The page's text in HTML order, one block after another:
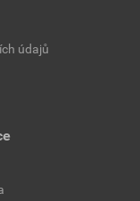
údajů